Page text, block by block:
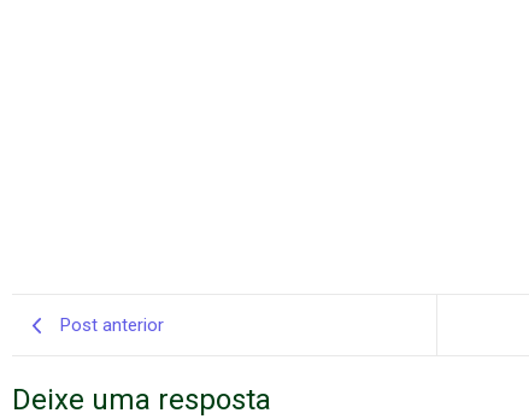
Post anterior
Deixe uma resposta